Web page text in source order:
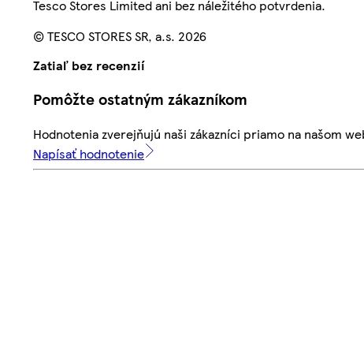
Tesco Stores Limited ani bez náležitého potvrdenia.
© TESCO STORES SR, a.s. 2026
Zatiaľ bez recenzií
Pomôžte ostatným zákazníkom
Hodnotenia zverejňujú naši zákazníci priamo na našom
Napísať hodnotenie